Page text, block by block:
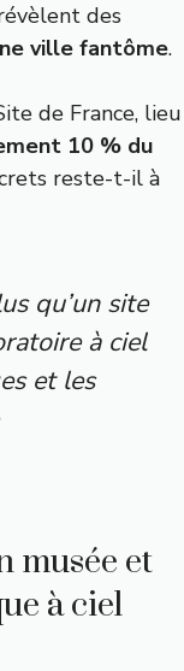
des
ville fantôme.
de France, lieu
10 % du
reste-t-il à
qu’un site
à ciel
et les
musée et
à ciel